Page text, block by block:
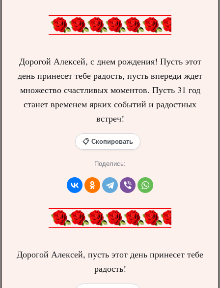
Дорогой Алексей, с днем рождения! Пусть этот
день принесет тебе радость, пусть впереди ждет
множество счастливых моментов. Пусть 31 год
станет временем ярких событий и радостных
встреч!
📋 Скопировать
Поделись:
Дорогой Алексей, пусть этот день принесет тебе
радость!